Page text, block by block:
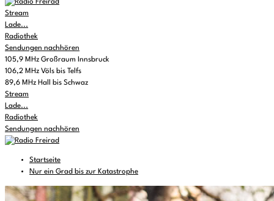
Stream
Lade...
Radiothek
Sendungen nachhören
105,9 MHz Großraum Innsbruck
106,2 MHz Völs bis Telfs
89,6 MHz Hall bis Schwaz
Stream
Lade...
Radiothek
Sendungen nachhören
Startseite
Nur ein Grad bis zur Katastrophe